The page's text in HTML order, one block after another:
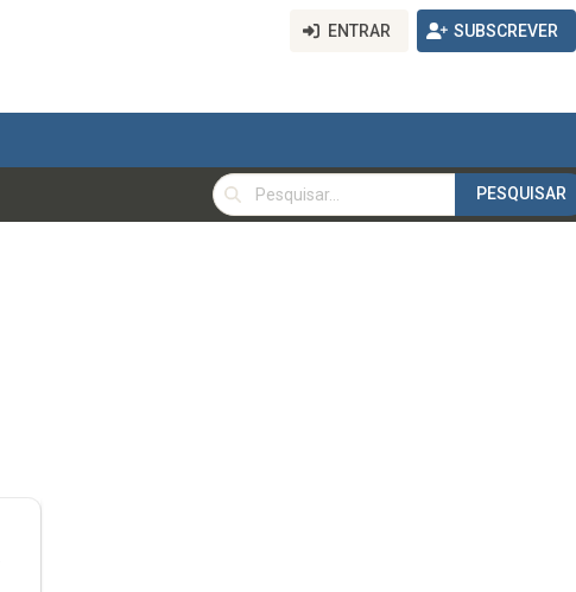
ENTRAR SUBSCREVER
PESQUISAR
PESQUISAR